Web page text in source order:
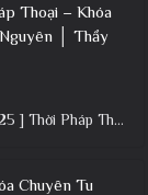
Thoại – Khóa
│ Thầy
+ Pháp thoại: [ 22.11.2025 ] Thời Pháp Thoại – Khóa Chuyên Tu Chùa Khai Nguyên │ Thầy Thích Đạo
Chuyên Tu